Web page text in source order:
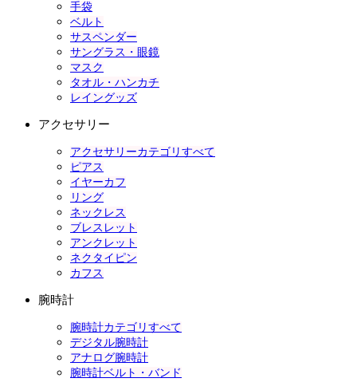
手袋
ベルト
サスペンダー
サングラス・眼鏡
マスク
タオル・ハンカチ
レイングッズ
アクセサリー
アクセサリーカテゴリすべて
ピアス
イヤーカフ
リング
ネックレス
ブレスレット
アンクレット
ネクタイピン
カフス
腕時計
腕時計カテゴリすべて
デジタル腕時計
アナログ腕時計
腕時計ベルト・バンド